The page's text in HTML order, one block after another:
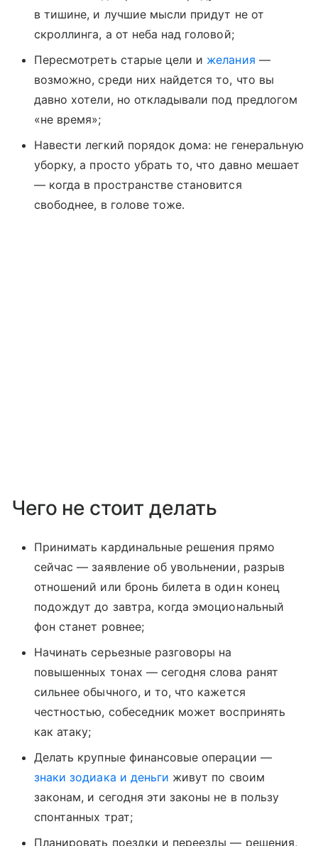
в тишине, и лучшие мысли придут не от
скроллинга, а от неба над головой;
Пересмотреть старые цели и желания —
возможно, среди них найдется то, что вы
давно хотели, но откладывали под предлогом
«не время»;
Навести легкий порядок дома: не генеральную
уборку, а просто убрать то, что давно мешает
— когда в пространстве становится
свободнее, в голове тоже.
Чего не стоит делать
Принимать кардинальные решения прямо
сейчас — заявление об увольнении, разрыв
отношений или бронь билета в один конец
подождут до завтра, когда эмоциональный
фон станет ровнее;
Начинать серьезные разговоры на
повышенных тонах — сегодня слова ранят
сильнее обычного, и то, что кажется
честностью, собеседник может воспринять
как атаку;
Делать крупные финансовые операции —
знаки зодиака и деньги живут по своим
законам, и сегодня эти законы не в пользу
спонтанных трат;
Планировать поездки и переезды — решения,